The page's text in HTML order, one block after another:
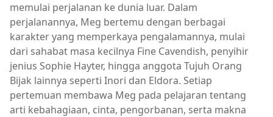
memulai perjalanan ke dunia luar. Dalam
perjalanannya, Meg bertemu dengan berbagai
karakter yang memperkaya pengalamannya, mulai
dari sahabat masa kecilnya Fine Cavendish, penyihir
jenius Sophie Hayter, hingga anggota Tujuh Orang
Bijak lainnya seperti Inori dan Eldora. Setiap
pertemuan membawa Meg pada pelajaran tentang
arti kebahagiaan, cinta, pengorbanan, serta makna